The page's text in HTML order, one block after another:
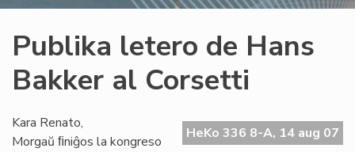
Publika letero de Hans
Bakker al Corsetti
HeKo 336 8-A, 14 aug 07
Kara Renato,
Morgaŭ ﬁniĝos la kongreso